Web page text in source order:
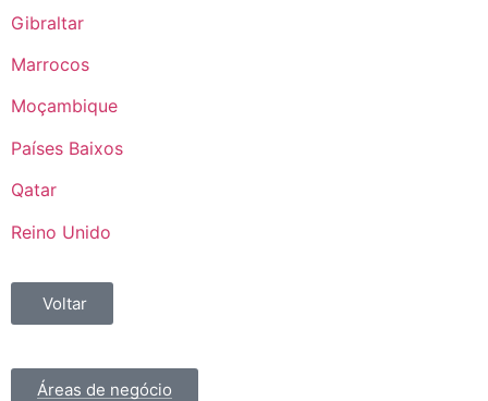
Gibraltar
Marrocos
Moçambique
Países Baixos
Qatar
Reino Unido
Voltar
Áreas de negócio